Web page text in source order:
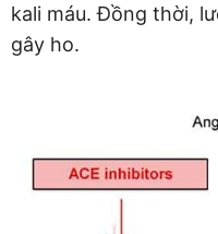
kali máu. Đồng thời,
gây ho.